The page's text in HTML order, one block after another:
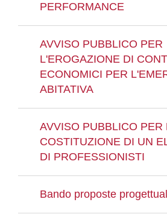
PERFORMANCE
AVVISO PUBBLICO PER
L'EROGAZIONE DI
ECONOMICI PER
ABITATIVA
AVVISO PUBBLICO PER
COSTITUZIONE DI UN
DI PROFESSIONISTI
Bando proposte